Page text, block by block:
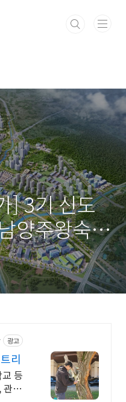
] 3기 신도
양주왕숙2
도시, 2기
, 화성 태안3
광고
리
등
관리